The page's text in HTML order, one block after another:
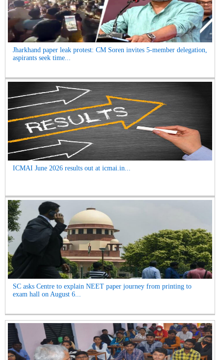
Jharkhand paper leak protest: CM Soren invites 5-member delegation,
aspirants seek time...
ICMAI June 2026 results out at icmai.in...
SC asks Centre to explain NEET paper journey from printing to
exam hall on August 6...